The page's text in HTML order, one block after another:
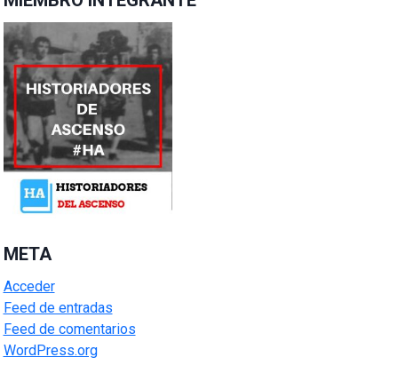
META
Acceder
Feed de entradas
Feed de comentarios
WordPress.org